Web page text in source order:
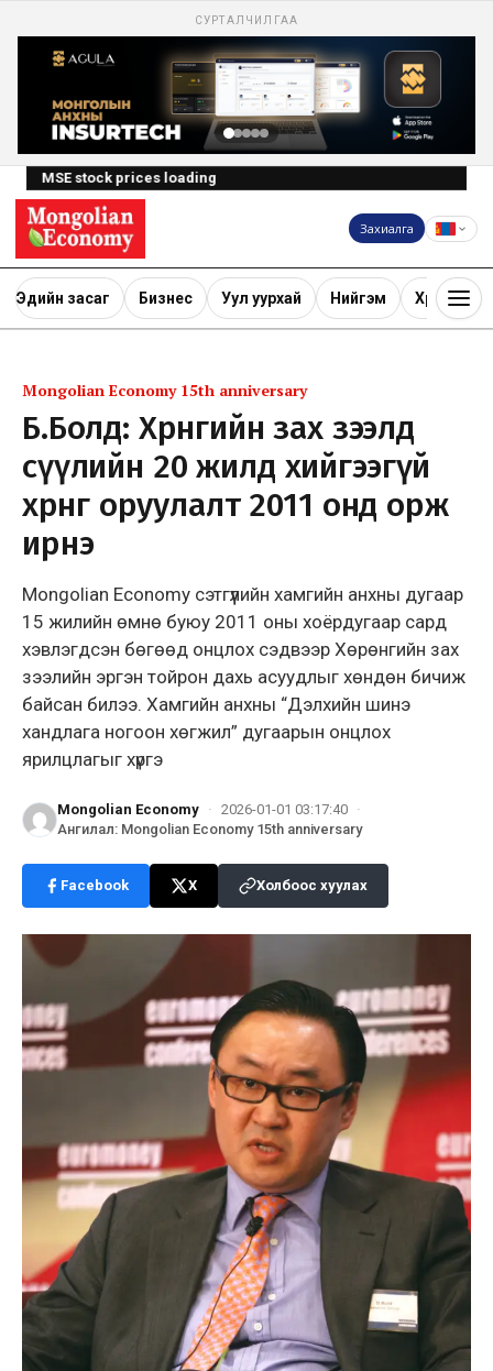
СУРТАЛЧИЛГАА
MSE stock prices loading
Захиалга
Эдийн засаг Бизнес Уул уурхай Нийгэм Хөрөнгө
Mongolian Economy 15th anniversary
Б.Болд: Хөрөнгийн зах зээлд
сүүлийн 20 жилд хийгээгүй
хөрөнгө оруулалт 2011 онд орж
ирнэ
Mongolian Economy сэтгүүлийн хамгийн анхны дугаар
15 жилийн өмнө буюу 2011 оны хоёрдугаар сард
хэвлэгдсэн бөгөөд онцлох сэдвээр Хөрөнгийн зах
зээлийн эргэн тойрон дахь асуудлыг хөндөн бичиж
байсан билээ. Хамгийн анхны “Дэлхийн шинэ
хандлага ногоон хөгжил” дугаарын онцлох
ярилцлагыг хүргэ
Mongolian Economy · 2026-01-01 03:17:40 ·
Ангилал: Mongolian Economy 15th anniversary
Facebook X Холбоос хуулах